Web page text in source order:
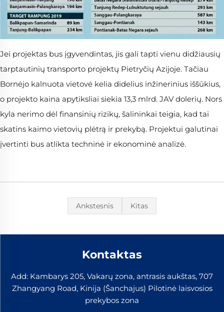
Jei projektas bus įgyvendintas, jis gali tapti vienu didžiausių
tarptautinių transporto projektų Pietryčių Azijoje. Tačiau
Bornėjo kalnuota vietovė kelia didelius inžinerinius iššūkius,
o projekto kaina apytiksliai siekia 13,3 mlrd. JAV dolerių. Nors
kyla nerimo dėl finansinių rizikų, šalininkai teigia, kad tai
skatins kaimo vietovių plėtrą ir prekybą. Projektui galutinai
įvertinti bus atlikta techninė ir ekonominė analizė.
Ankstesnis Kitas
Kontaktas
Add: Kambarys 205, Vakarų zona, antrasis aukštas, 707
Zhangyang Road, Kinija (Šanchajus) Pilotinė laisvosios
prekybos zona